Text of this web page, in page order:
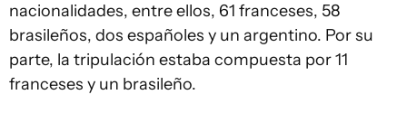
nacionalidades, entre ellos, 61 franceses, 58
brasileños, dos españoles y un argentino. Por su
parte, la tripulación estaba compuesta por 11
franceses y un brasileño.